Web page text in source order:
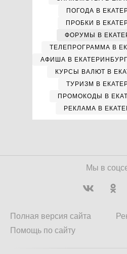
ПОГОДА В
ПРОБКИ В
ФОРУМЫ В
ТЕЛЕПРОГРАММА В
АФИША В
КУРСЫ ВАЛЮТ В
ТУРИЗМ В
ПРОМОКОДЫ В
РЕКЛАМА В
Мы в
Полная версия сайта
Помощь по сайту